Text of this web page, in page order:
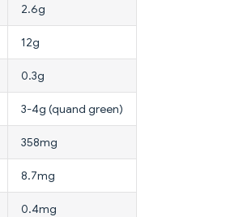
2.6g
12g
0.3g
3-4g (quand green)
358mg
8.7mg
0.4mg